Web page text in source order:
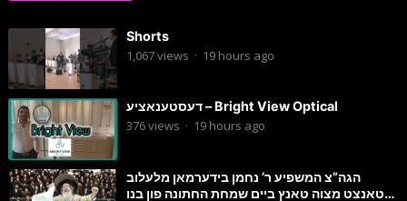
Shorts
1,067views · 19 hours ago
דעסטענאציע – Bright View Optical
376views · 19 hours ago
הגה”צ המשפיע ר’ נחמן בידערמאן מלעלוב
טאנצט מצוה טאנץ ביים שמחת החתונה פון בנו